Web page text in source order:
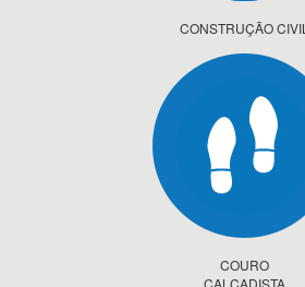
CONSTRUÇÃO CIVIL
COURO
CALÇADISTA